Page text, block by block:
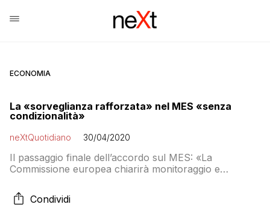
ECONOMIA
La «sorveglianza rafforzata» nel MES «senza
condizionalità»
neXtQuotidiano 30/04/2020
Il passaggio finale dell’accordo sul MES: «La
Commissione europea chiarirà monitoraggio e
Pack”». Un passaggio obbligato dal Trattato del
Meccanismo europeo che implica una “sorveglianza
Condividi